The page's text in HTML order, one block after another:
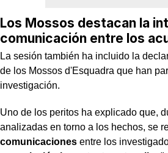
Los Mossos destacan la
comunicación entre los
La sesión también ha incluido la
de los Mossos d'Esquadra que han
investigación.
Uno de los peritos ha explicado que,
analizadas en torno a los hechos, se
comunicaciones entre los